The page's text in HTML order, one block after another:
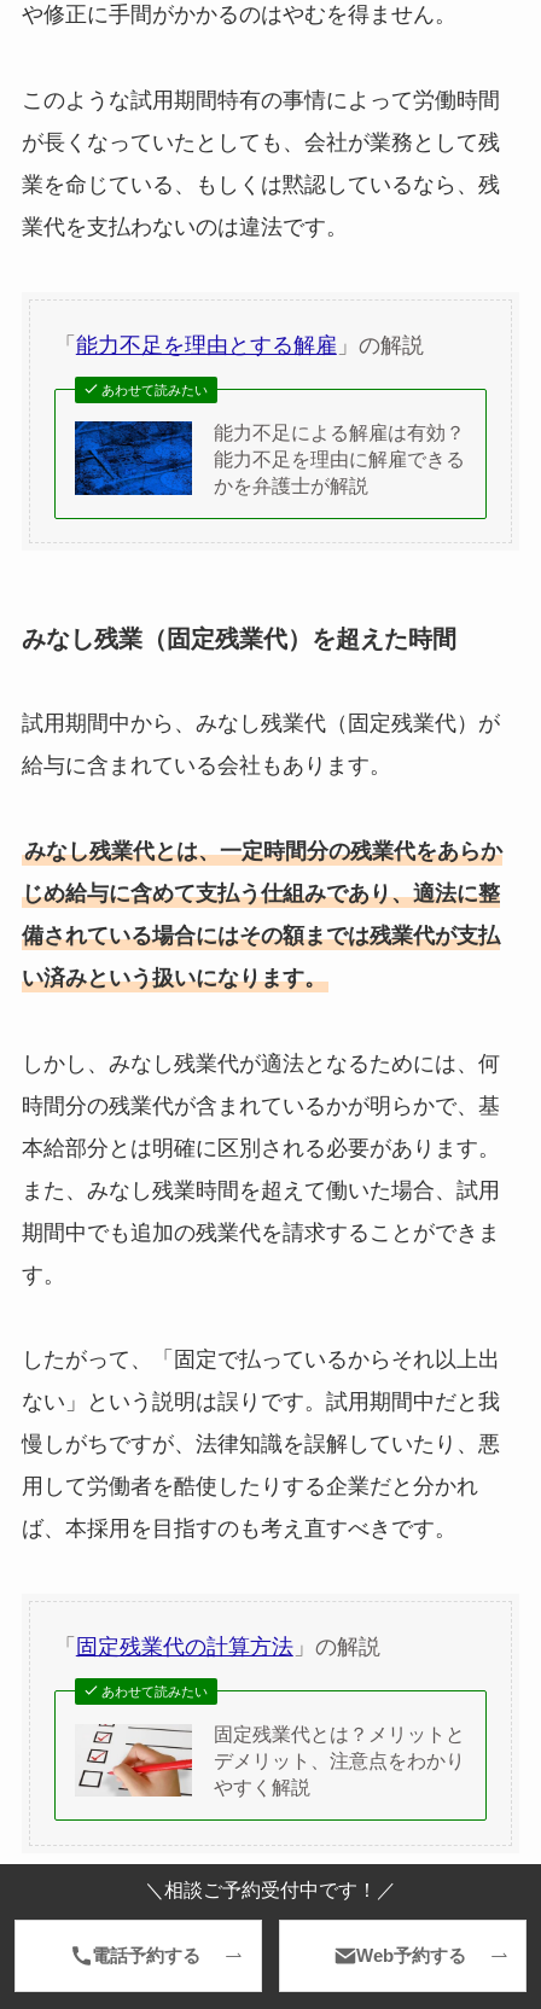
や修正に手間がかかるのはやむを得ません。
このような試用期間特有の事情によって労働時間
が長くなっていたとしても、会社が業務として残
業を命じている、もしくは黙認しているなら、残
業代を支払わないのは違法です。
「 能力不足を理由とする解雇 」の解説
あわせて読みたい
能力不足による解雇は有効？
能力不足を理由に解雇できる
かを弁護士が解説
みなし残業（固定残業代）を超えた時間
試用期間中から、みなし残業代（固定残業代）が
給与に含まれている会社もあります。
みなし残業代とは、一定時間分の残業代をあらか
じめ給与に含めて支払う仕組みであり、適法に整
備されている場合にはその額までは残業代が支払
い済みという扱いになります。
しかし、みなし残業代が適法となるためには、何
時間分の残業代が含まれているかが明らかで、基
本給部分とは明確に区別される必要があります。
また、みなし残業時間を超えて働いた場合、試用
期間中でも追加の残業代を請求することができま
す。
したがって、「固定で払っているからそれ以上出
ない」という説明は誤りです。試用期間中だと我
慢しがちですが、法律知識を誤解していたり、悪
用して労働者を酷使したりする企業だと分かれ
ば、本採用を目指すのも考え直すべきです。
「 固定残業代の計算方法」の解説
あわせて読みたい
固定残業代とは？メリットと
デメリット、注意点をわかり
やすく解説
試用期間の残業代が出ないときの対策
＼相談ご予約受付中です！／
電話予約する Web予約する